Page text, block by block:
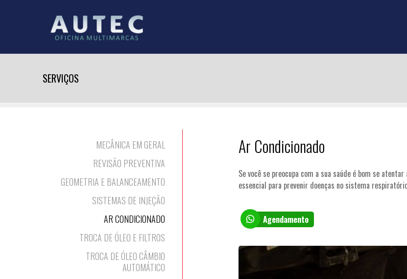
SERVIÇOS
MECÂNICA EM GERAL
REVISÃO PREVENTIVA
GEOMETRIA E BALANCEAMENTO
SISTEMAS DE INJEÇÃO
AR CONDICIONADO
TROCA DE ÓLEO E FILTROS
TROCA DE ÓLEO CÂMBIO
AUTOMÁTICO
Ar Condicionado
Se você se preocupa com a sua saúde é bom se
essencial para prevenir doenças no sistema
Agendamento